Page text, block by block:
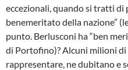
eccezionali, quando si tratti di
benemeritato della nazione”
punto. Berlusconi ha “ben
di Portofino)? Alcuni milioni
rappresentare, ne dubitano e